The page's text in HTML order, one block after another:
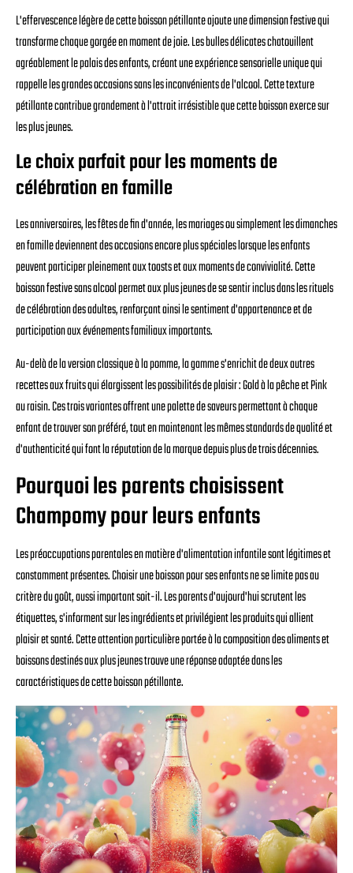
L'effervescence légère de cette boisson pétillante ajoute une dimension festive qui
transforme chaque gorgée en moment de joie. Les bulles délicates chatouillent
agréablement le palais des enfants, créant une expérience sensorielle unique qui
rappelle les grandes occasions sans les inconvénients de l'alcool. Cette texture
pétillante contribue grandement à l'attrait irrésistible que cette boisson exerce sur
les plus jeunes.
Le choix parfait pour les moments de
célébration en famille
Les anniversaires, les fêtes de fin d'année, les mariages ou simplement les dimanches
en famille deviennent des occasions encore plus spéciales lorsque les enfants
peuvent participer pleinement aux toasts et aux moments de convivialité. Cette
boisson festive sans alcool permet aux plus jeunes de se sentir inclus dans les rituels
de célébration des adultes, renforçant ainsi le sentiment d'appartenance et de
participation aux événements familiaux importants.
Au-delà de la version classique à la pomme, la gamme s'enrichit de deux autres
recettes aux fruits qui élargissent les possibilités de plaisir : Gold à la pêche et Pink
au raisin. Ces trois variantes offrent une palette de saveurs permettant à chaque
enfant de trouver son préféré, tout en maintenant les mêmes standards de qualité et
d'authenticité qui font la réputation de la marque depuis plus de trois décennies.
Pourquoi les parents choisissent
Champomy pour leurs enfants
Les préoccupations parentales en matière d'alimentation infantile sont légitimes et
constamment présentes. Choisir une boisson pour ses enfants ne se limite pas au
critère du goût, aussi important soit-il. Les parents d'aujourd'hui scrutent les
étiquettes, s'informent sur les ingrédients et privilégient les produits qui allient
plaisir et santé. Cette attention particulière portée à la composition des aliments et
boissons destinés aux plus jeunes trouve une réponse adaptée dans les
caractéristiques de cette boisson pétillante.